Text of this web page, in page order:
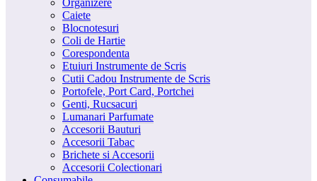
Organizere
Caiete
Blocnotesuri
Coli de Hartie
Corespondenta
Etuiuri Instrumente de Scris
Cutii Cadou Instrumente de Scris
Portofele, Port Card, Portchei
Genti, Rucsacuri
Lumanari Parfumate
Accesorii Bauturi
Accesorii Tabac
Brichete si Accesorii
Accesorii Colectionari